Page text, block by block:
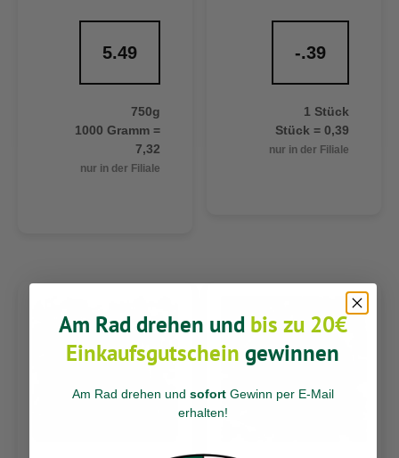
5.49
750g
1000 Gramm =
7,32
nur in der Filiale
-.39
1 Stück
Stück = 0,39
nur in der Filiale
Am Rad drehen und bis zu 20€
Einkaufsgutschein gewinnen
Am Rad drehen und sofort Gewinn per E-Mail
erhalten!